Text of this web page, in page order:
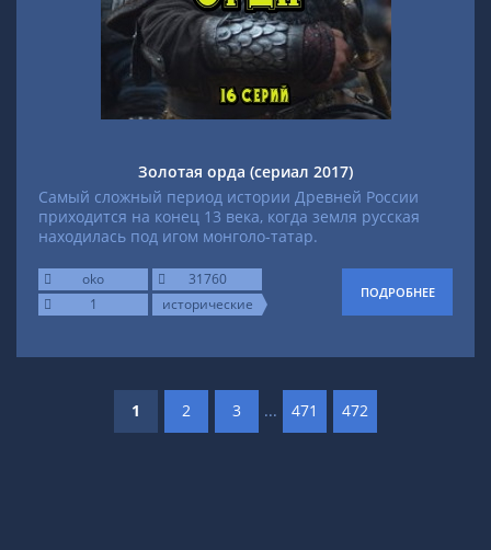
Золотая орда (сериал 2017)
Самый сложный период истории Древней России
приходится на конец 13 века, когда земля русская
находилась под игом монголо-татар.
oko
31760
1
исторические
ПОДРОБНЕЕ
1 2 3 ... 471 472